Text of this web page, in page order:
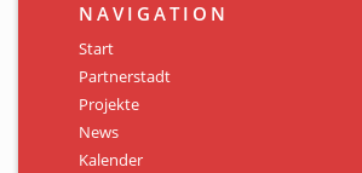
NAVIGATION
Start
Partnerstadt
Projekte
News
Kalender